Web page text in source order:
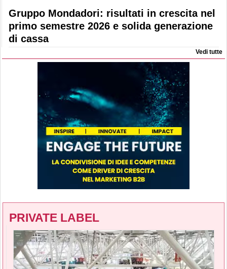
Gruppo Mondadori: risultati in crescita nel
primo semestre 2026 e solida generazione
di cassa
Vedi tutte
PRIVATE LABEL